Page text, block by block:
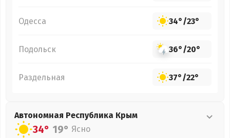
Одесса 34°/23°
Подольск 36°/20°
Раздельная 37°/22°
Автономная Республика Крым
34° 19° Ясно